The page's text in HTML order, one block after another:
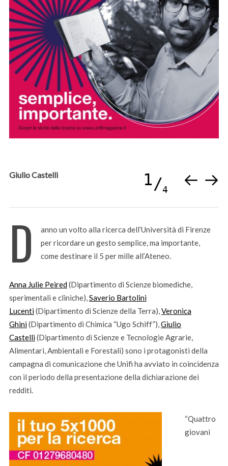
Giulio Castelli 1
4
D
anno un volto alla ricerca dell’Università di Firenze
per ricordare un gesto semplice, ma importante,
come destinare il 5 per mille all’Ateneo.
Anna Julie Peired(Dipartimento di Scienze biomediche,
sperimentali e cliniche),Saverio Bartolini
Lucenti(Dipartimento di Scienze della Terra),Veronica
Ghini(Dipartimento di Chimica “Ugo Schiff”),Giulio
Castelli(Dipartimento di Scienze e Tecnologie Agrarie,
Alimentari, Ambientali e Forestali) sono i protagonisti della
campagna di comunicazione che Unifi ha avviato in coincidenza
con il periodo della presentazione della dichiarazione dei
redditi.
“Quattro
giovani